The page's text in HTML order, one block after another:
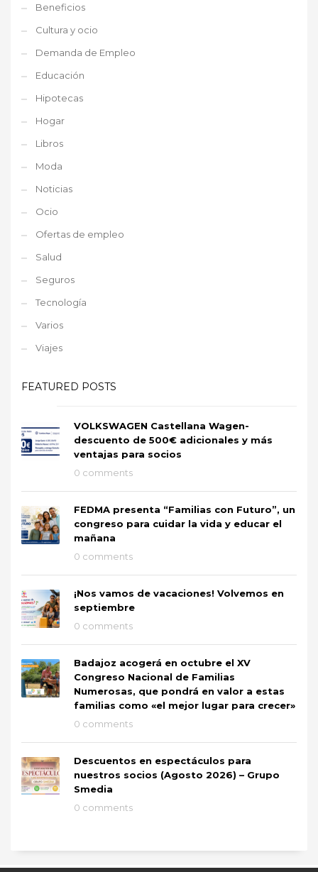
Beneficios
Cultura y ocio
Demanda de Empleo
Educación
Hipotecas
Hogar
Libros
Moda
Noticias
Ocio
Ofertas de empleo
Salud
Seguros
Tecnología
Varios
Viajes
FEATURED POSTS
VOLKSWAGEN Castellana Wagen-
descuento de 500€ adicionales y más
ventajas para socios
0 comments
FEDMA presenta “Familias con Futuro”, un
congreso para cuidar la vida y educar el
mañana
0 comments
¡Nos vamos de vacaciones! Volvemos en
septiembre
0 comments
Badajoz acogerá en octubre el XV
Congreso Nacional de Familias
Numerosas, que pondrá en valor a estas
familias como «el mejor lugar para crecer»
0 comments
Descuentos en espectáculos para
nuestros socios (Agosto 2026) – Grupo
Smedia
0 comments